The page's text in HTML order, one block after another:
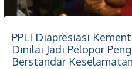
PPLI Diapresiasi
Dinilai Jadi Pelopor
Berstandar